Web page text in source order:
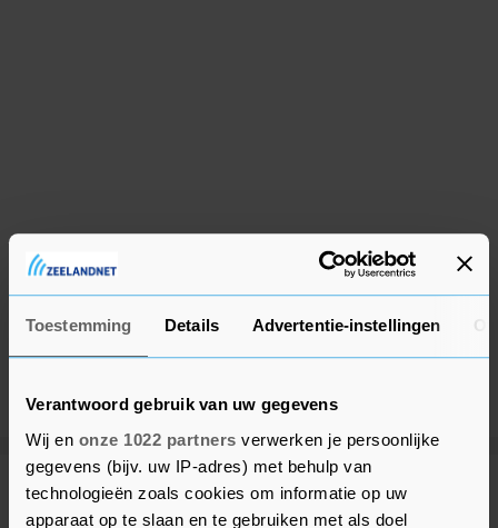
Toestemming Details Advertentie-instellingen
Verantwoord gebruik van uw gegevens
Wij en onze 1022 partners verwerken je persoonlijke
gegevens (bijv. uw IP-adres) met behulp van
technologieën zoals cookies om informatie op uw
apparaat op te slaan en te gebruiken met als doel
Meer uit Tholen